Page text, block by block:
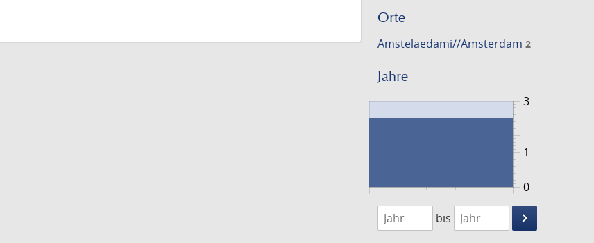
Orte
Amstelaedami//Amsterdam 2
Jahre
0
3
1
1720
1721
bis
keyboard_arrow_right
Suche